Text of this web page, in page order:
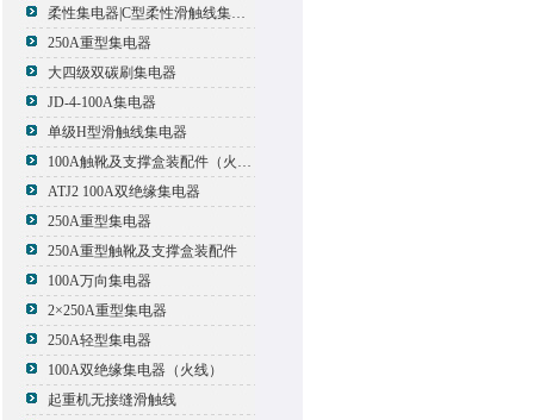
柔性集电器|C型柔性滑触线集电器
250A重型集电器
大四级双碳刷集电器
JD-4-100A集电器
单级H型滑触线集电器
100A触靴及支撑盒装配件（火线）
ATJ2 100A双绝缘集电器
250A重型集电器
250A重型触靴及支撑盒装配件
100A万向集电器
2×250A重型集电器
250A轻型集电器
100A双绝缘集电器（火线）
起重机无接缝滑触线